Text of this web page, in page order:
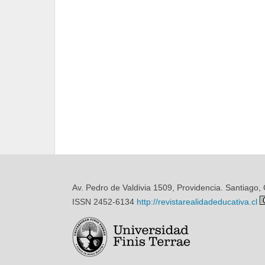
Av. Pedro de Valdivia 1509, Providencia. Santiago,
ISSN 2452-6134 http://revistarealidadeducativa.cl